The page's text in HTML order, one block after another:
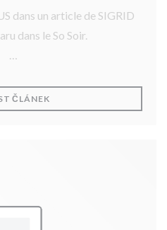
de SIGRID
dans le So Soir.
ČLÁNEK((OTEVŘE SE V NOVÉM